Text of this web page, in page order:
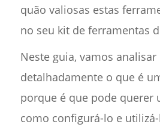
quão valiosas estas
no seu kit de ferramentas
Neste guia, vamos analisar
detalhadamente o que é
porque é que pode querer
como configurá-lo e